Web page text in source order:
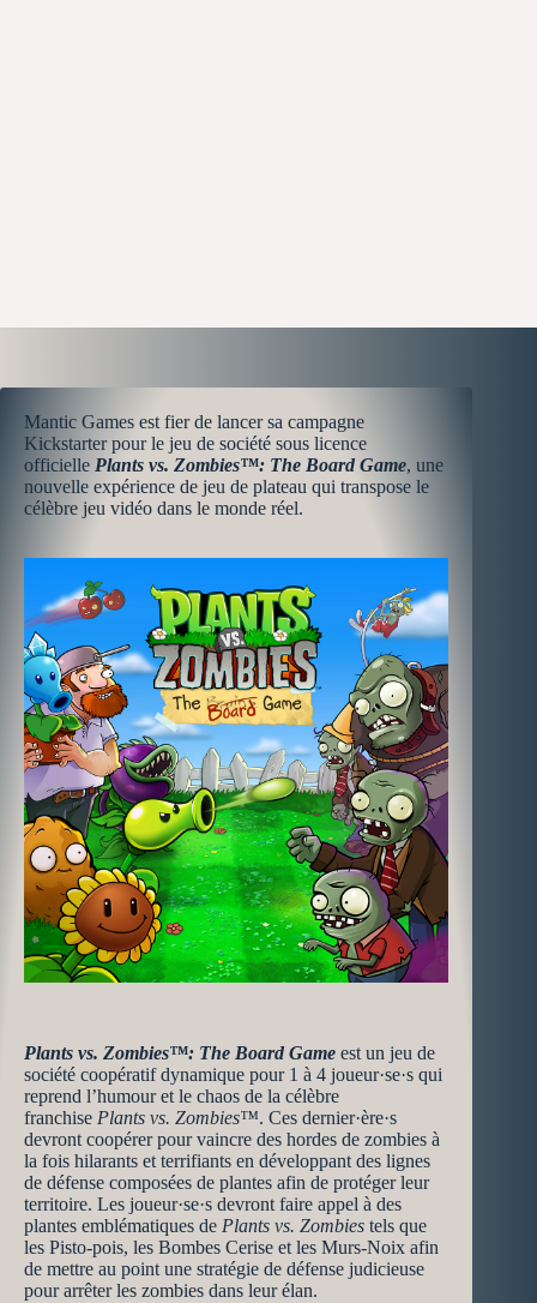
Mantic Games est fier de lancer sa campagne
Kickstarter pour le jeu de société sous licence
officielle Plants vs. Zombies™: The Board Game, une
nouvelle expérience de jeu de plateau qui transpose le
célèbre jeu vidéo dans le monde réel.
Plants vs. Zombies™: The Board Game est un jeu de
société coopératif dynamique pour 1 à 4 joueur·se·s qui
reprend l’humour et le chaos de la célèbre
franchise Plants vs. Zombies™. Ces dernier·ère·s
devront coopérer pour vaincre des hordes de zombies à
la fois hilarants et terrifiants en développant des lignes
de défense composées de plantes afin de protéger leur
territoire. Les joueur·se·s devront faire appel à des
plantes emblématiques de Plants vs. Zombies tels que
les Pisto-pois, les Bombes Cerise et les Murs-Noix afin
de mettre au point une stratégie de défense judicieuse
pour arrêter les zombies dans leur élan.